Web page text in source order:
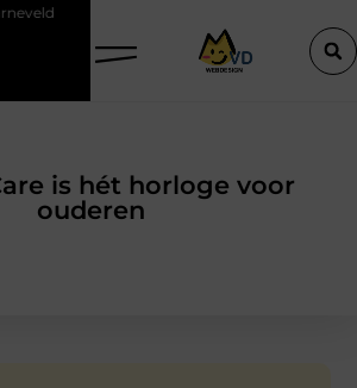
Perfecte Gids voor Vloerbedekking in
is hét horloge voor
ouderen